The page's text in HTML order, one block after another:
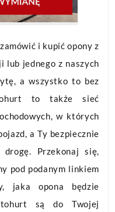
i kupić opony z
lub jednego z naszych
a wszystko to bez
to także sieć
w których
a Ty bezpiecznie
drogę. Przekonaj się,
pod podanym linkiem
jaka opona będzie
są do Twojej